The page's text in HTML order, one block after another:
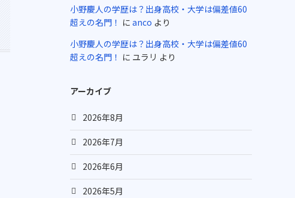
小野慶人の学歴は？出身高校・大学は偏差値60
超えの名門！ に anco より
小野慶人の学歴は？出身高校・大学は偏差値60
超えの名門！ に ユラリ より
アーカイブ
2026年8月
2026年7月
2026年6月
2026年5月